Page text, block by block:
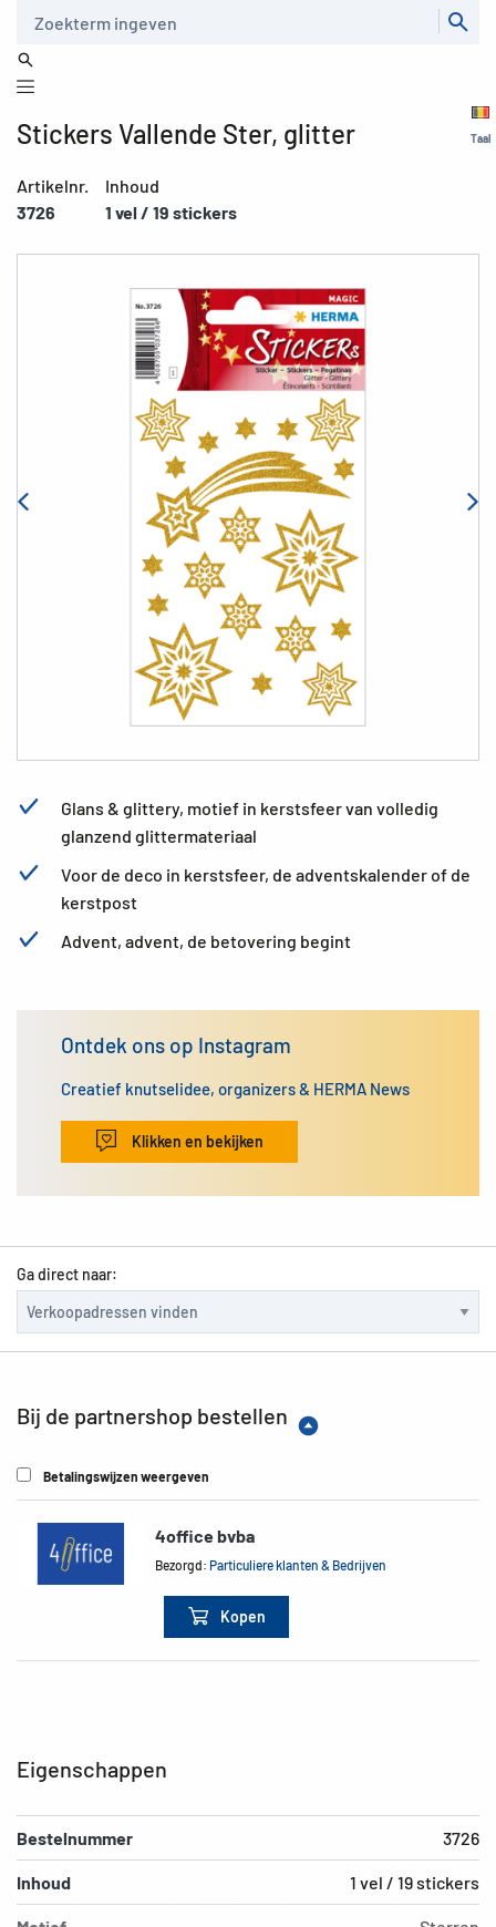
Taal
Stickers Vallende Ster, glitter
Artikelnr.
3726
Inhoud
1 vel / 19 stickers
Glans & glittery, motief in kerstsfeer van volledig
glanzend glittermateriaal
Voor de deco in kerstsfeer, de adventskalender of de
kerstpost
Advent, advent, de betovering begint
Ontdek ons op Instagram
Creatief knutselidee, organizers & HERMA News
Klikken en bekijken
Ga direct naar:
Bij de partnershop bestellen
Betalingswijzen weergeven
4office bvba
Bezorgd:Particuliere klanten & Bedrijven
Kopen
Eigenschappen
Bestelnummer 3726
Inhoud 1 vel / 19 stickers